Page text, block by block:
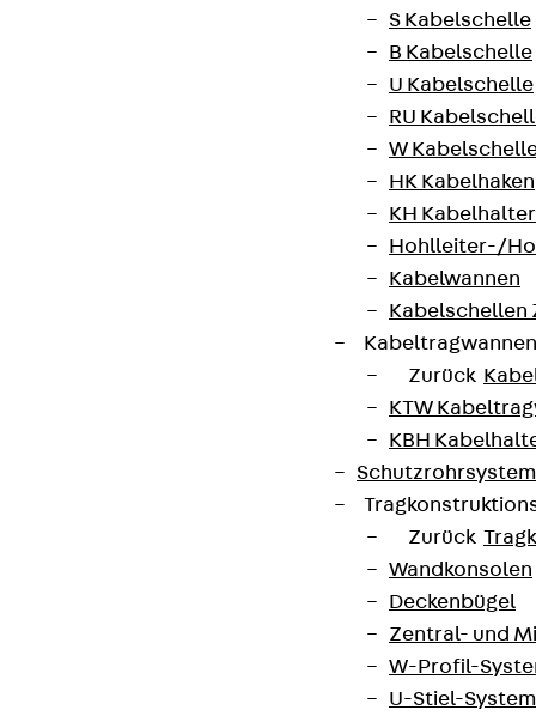
S Kabelschelle
B Kabelschelle
U Kabelschelle
RU
W
HK Kabelhaken
KH Kabelhalter
Hohlleiter-/
Kabelwannen
Kabelschellen
Zurück
KTW
KBH
Zurück
Wandkonsolen
Deckenbügel
Zentral- und
W-Profil-
U-Stiel-System